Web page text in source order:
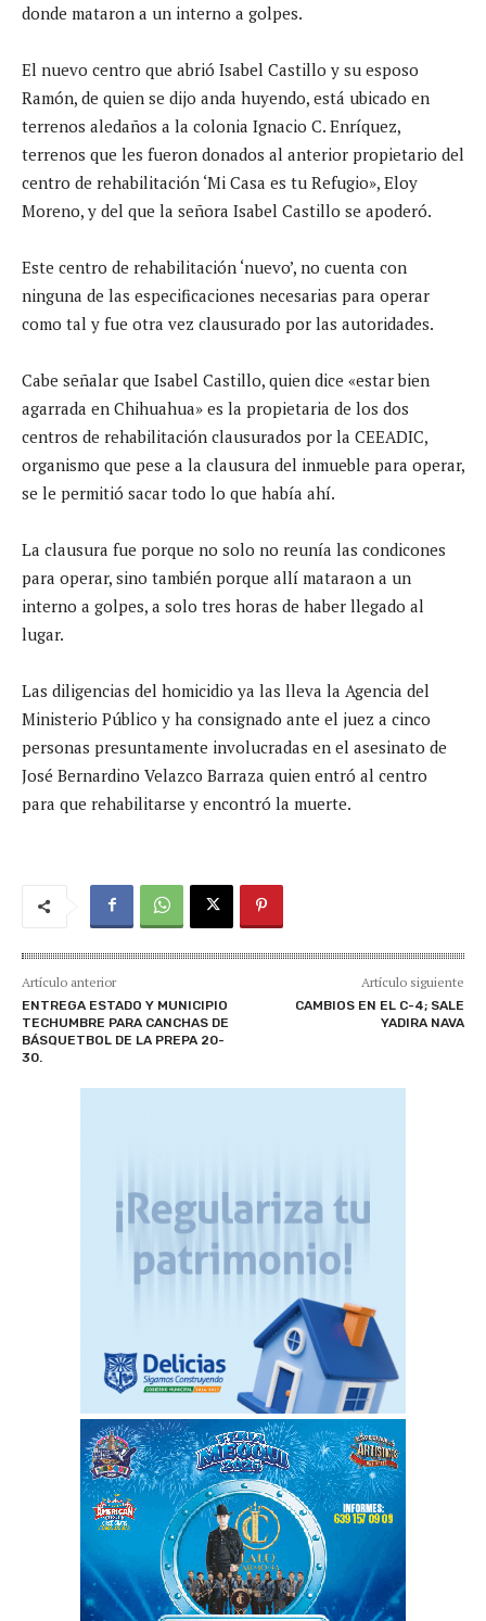
donde mataron a un interno a golpes.
El nuevo centro que abrió Isabel Castillo y su esposo
Ramón, de quien se dijo anda huyendo, está ubicado en
terrenos aledaños a la colonia Ignacio C. Enríquez,
terrenos que les fueron donados al anterior propietario del
centro de rehabilitación ‘Mi Casa es tu Refugio», Eloy
Moreno, y del que la señora Isabel Castillo se apoderó.
Este centro de rehabilitación ‘nuevo’, no cuenta con
ninguna de las especificaciones necesarias para operar
como tal y fue otra vez clausurado por las autoridades.
Cabe señalar que Isabel Castillo, quien dice «estar bien
agarrada en Chihuahua» es la propietaria de los dos
centros de rehabilitación clausurados por la CEEADIC,
organismo que pese a la clausura del inmueble para operar,
se le permitió sacar todo lo que había ahí.
La clausura fue porque no solo no reunía las condicones
para operar, sino también porque allí mataraon a un
interno a golpes, a solo tres horas de haber llegado al
lugar.
Las diligencias del homicidio ya las lleva la Agencia del
Ministerio Público y ha consignado ante el juez a cinco
personas presuntamente involucradas en el asesinato de
José Bernardino Velazco Barraza quien entró al centro
para que rehabilitarse y encontró la muerte.
Artículo anterior
ENTREGA ESTADO Y MUNICIPIO
TECHUMBRE PARA CANCHAS DE
BÁSQUETBOL DE LA PREPA 20-
30.
Artículo siguiente
CAMBIOS EN EL C-4; SALE
YADIRA NAVA